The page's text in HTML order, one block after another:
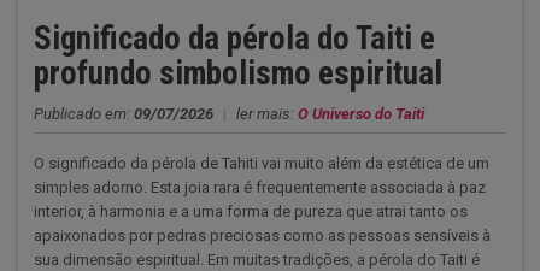
Significado da pérola do Taiti e
profundo simbolismo espiritual
Publicado em: 09/07/2026 | ler mais: O Universo do Taiti
O significado da pérola de Tahiti vai muito além da estética de um
simples adorno. Esta joia rara é frequentemente associada à paz
interior, à harmonia e a uma forma de pureza que atrai tanto os
apaixonados por pedras preciosas como as pessoas sensíveis à
sua dimensão espiritual. Em muitas tradições, a pérola do Taiti é